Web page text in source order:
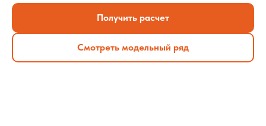
Получить расчет
Смотреть модельный ряд